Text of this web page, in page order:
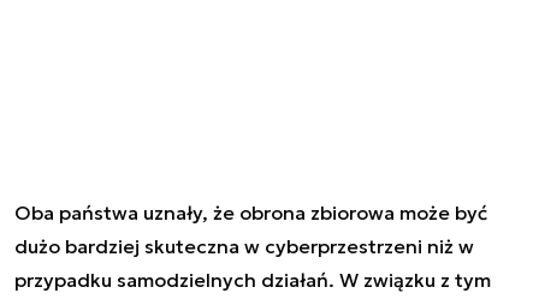
Oba państwa uznały, że obrona zbiorowa może być
dużo bardziej skuteczna w cyberprzestrzeni niż w
przypadku samodzielnych działań. W związku z tym